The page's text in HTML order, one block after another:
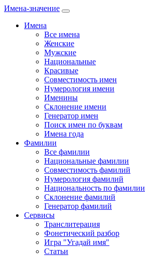
Имена-значение
Имена
Все имена
Женские
Мужские
Национальные
Красивые
Совместимость имен
Нумерология имени
Именины
Склонение имени
Генератор имен
Поиск имен по буквам
Имена года
Фамилии
Все фамилии
Национальные фамилии
Совместимость фамилий
Нумерология фамилий
Национальность по фамилии
Склонение фамилий
Генератор фамилий
Сервисы
Транслитерация
Фонетический разбор
Игра "Угадай имя"
Статьи